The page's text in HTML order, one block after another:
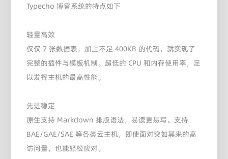
Typecho 博客系统的特点如下
轻量高效
仅仅 7 张数据表，加上不足 400KB 的代码，就实现了
完整的插件与模板机制。超低的 CPU 和内存使用率，足
以发挥主机的最高性能。
先进稳定
原生支持 Markdown 排版语法，易读更易写。支持
BAE/GAE/SAE 等各类云主机，即使面对突如其来的高
访问量，也能轻松应对。